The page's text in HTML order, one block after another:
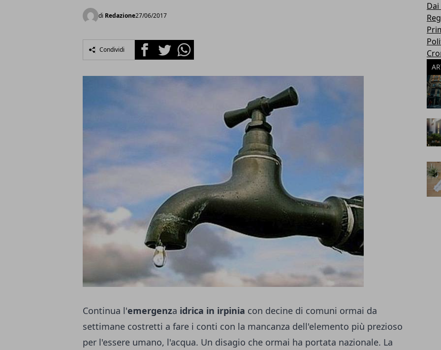
di Redazione27/06/2017
Condividi FacebookTwitterWhatsapp
Continua l'emergenza idrica in irpinia con decine di comuni ormai da
settimane costretti a fare i conti con la mancanza dell'elemento più prezioso
per l'essere umano, l'acqua. Un disagio che ormai ha portata nazionale. La